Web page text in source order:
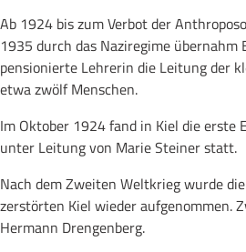
Ab 1924 bis zum Verbot der
1935 durch das Naziregime übernahm
pensionierte Lehrerin die Leitung der
etwa zwölf Menschen.
Im Oktober 1924 fand in Kiel die
unter Leitung von Marie Steiner statt.
Nach dem Zweiten Weltkrieg wurde
zerstörten Kiel wieder aufgenommen.
Hermann Drengenberg.